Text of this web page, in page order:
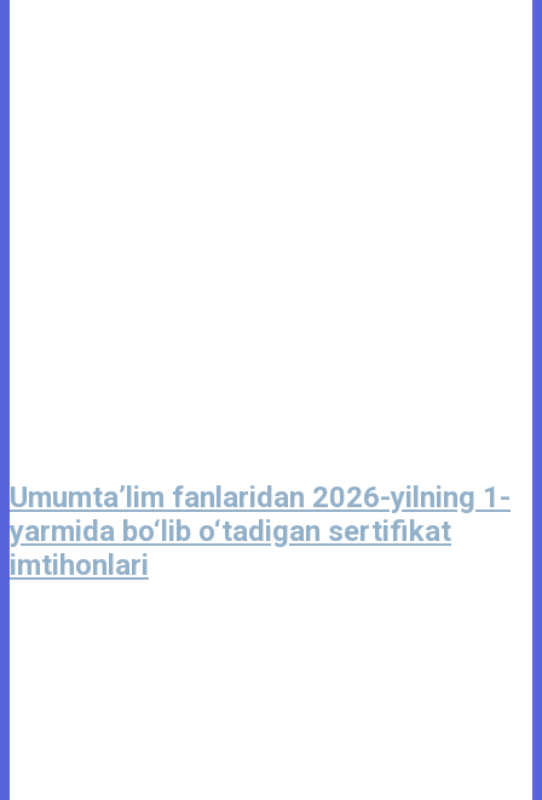
Umumta’lim fanlaridan 2026-yilning 1-
yarmida bo‘lib o‘tadigan sertifikat
imtihonlari